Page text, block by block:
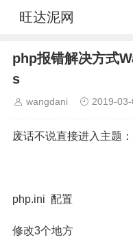
旺达泥网
php报错解决方式
s
wangdani 2019-03-
废话不说直接进入主题：
php.ini 配置
修改3个地方